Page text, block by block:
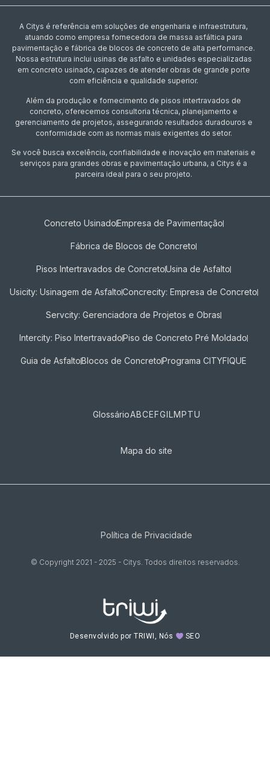
A Citys é referência em soluções de engenharia e infraestrutura,
atuando como empresa fornecedora de massa asfáltica para
pavimentação e fábrica de blocos de concreto de alta performance.
Nossa estrutura inclui usinas de asfalto e unidades especializadas
em concreto usinado, capazes de atender obras de grande porte
com eficiência e qualidade superior.
Além da produção e fornecimento de pisos intertravados de
concreto, oferecemos consultoria técnica, planejamento e
gerenciamento de projetos, assegurando resultados duradouros e
conformidade com as normas mais exigentes do setor.
Se você busca excelência, confiabilidade e inovação em materiais e
serviços para grandes obras e pavimentação urbana, a Citys é a
parceira ideal para o seu projeto.
Concreto UsinadoEmpresa de Pavimentação
Fábrica de Blocos de Concreto
Pisos Intertravados de Concreto​Usina de Asfalto
Usicity: Usinagem de AsfaltoConcrecity: Empresa de Concreto
Servcity: Gerenciadora de Projetos e Obras
Intercity: Piso IntertravadoPiso de Concreto Pré Moldado
Guia de AsfaltoBlocos de ConcretoPrograma CITYFIQUE
GlossárioABCEFGILMPTU
Mapa do site
Política de Privacidade
© Copyright 2021 - 2025 - Citys. Todos direitos reservados.
Desenvolvido por TRIWI, Nós SEO